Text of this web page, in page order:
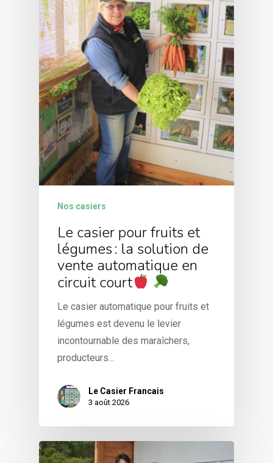
Nos casiers
Le casier pour fruits et
légumes : la solution de
vente automatique en
circuit court
Le casier automatique pour fruits et
légumes est devenu le levier
incontournable des maraîchers,
producteurs…
Le Casier Francais
3 août 2026